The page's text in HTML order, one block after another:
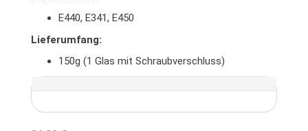
E440, E341, E450
Lieferumfang:
150g (1 Glas mit Schraubverschluss)